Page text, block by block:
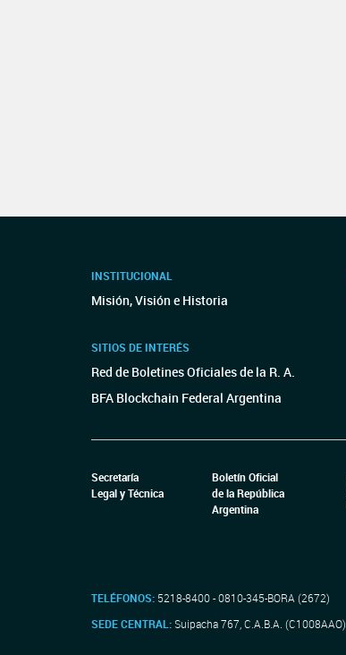
INSTITUCIONAL
Misión, Visión e Historia
SITIOS DE INTERÉS
Red de Boletines Oficiales de la R. A.
BFA Blockchain Federal Argentina
Secretaría
Legal y Técnica
Boletín Oficial
de la República
Argentina
TELÉFONOS: 5218-8400 - 0810-345-BORA (2672)
SEDE CENTRAL:Suipacha 767, C.A.B.A. (C1008AAO)